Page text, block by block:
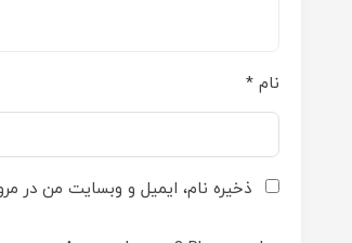
نام*
ذخیره نام، ایمیل و وبسایت من در